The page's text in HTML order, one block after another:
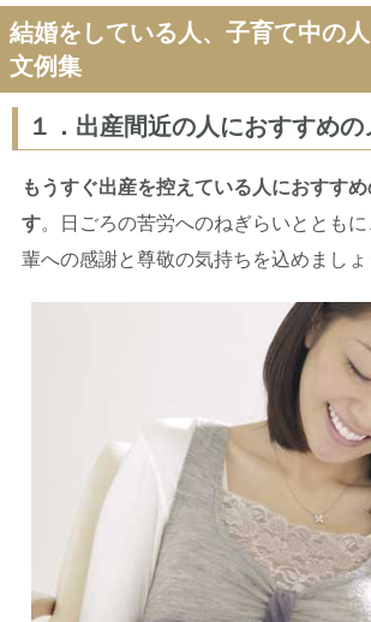
結婚をしている人、子育て中の
文例集
１．出産間近の人におすすめ
もうすぐ出産を控えている人におすす
す。日ごろの苦労へのねぎらいととも
輩への感謝と尊敬の気持ちを込めましょ